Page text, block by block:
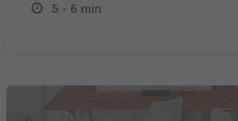
5 - 6 min